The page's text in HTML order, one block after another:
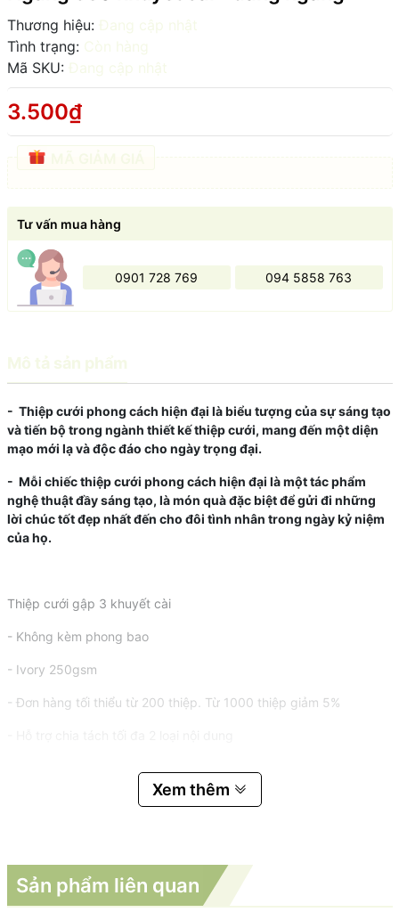
Thương hiệu: Đang cập nhật
Tình trạng: Còn hàng
Mã SKU: Đang cập nhật
3.500₫
Tư vấn mua hàng
0901 728 769 094 5858 763
Mô tả sản phẩm
- Thiệp cưới phong cách hiện đại là biểu tượng của sự sáng tạo
và tiến bộ trong ngành thiết kế thiệp cưới, mang đến một diện
mạo mới lạ và độc đáo cho ngày trọng đại.
- Mỗi chiếc thiệp cưới phong cách hiện đại là một tác phẩm
nghệ thuật đầy sáng tạo, là món quà đặc biệt để gửi đi những
lời chúc tốt đẹp nhất đến cho đôi tình nhân trong ngày kỷ niệm
của họ.
Thiệp cưới gập 3 khuyết cài
- Không kèm phong bao
- Ivory 250gsm
- Đơn hàng tối thiểu từ 200 thiệp. Từ 1000 thiệp giảm 5%
Xem thêm
Sản phẩm liên quan